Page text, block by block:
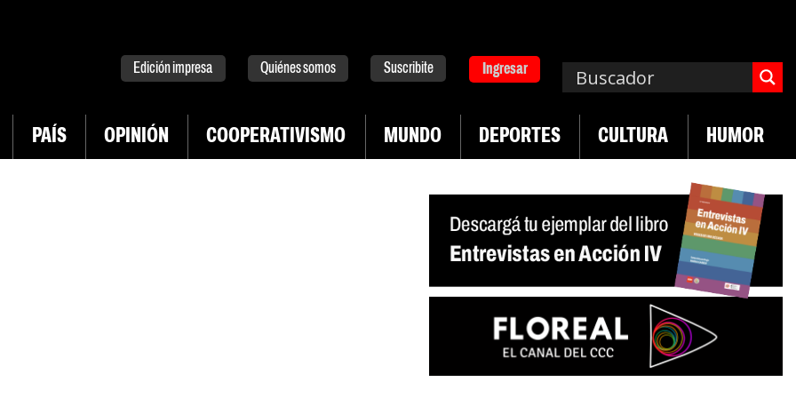
Edición impresa Quiénes somos Suscribite Ingresar
PAÍS OPINIÓN COOPERATIVISMO MUNDO DEPORTES CULTURA HUMOR